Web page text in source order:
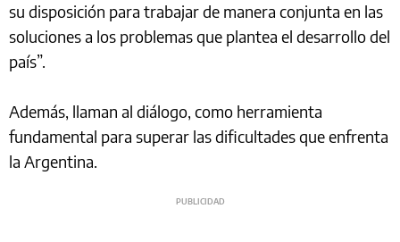
su disposición para trabajar de manera conjunta en las
soluciones a los problemas que plantea el desarrollo del
país”.
Además, llaman al diálogo, como herramienta
fundamental para superar las dificultades que enfrenta
la Argentina.